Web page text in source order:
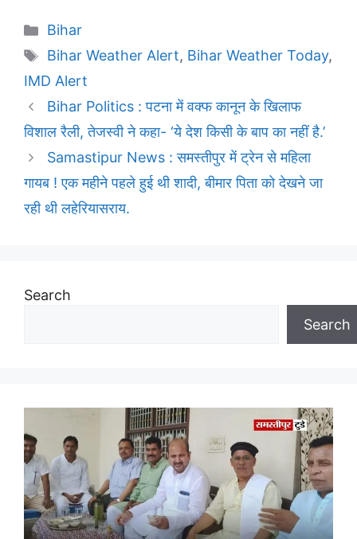
Categories
Bihar
Tags
Bihar Weather Alert, Bihar Weather Today,
IMD Alert
Bihar Politics : पटना में वक्फ कानून के खिलाफ
विशाल रैली, तेजस्वी ने कहा- ‘ये देश किसी के बाप का नहीं है.’
Samastipur News : समस्तीपुर में ट्रेन से महिला
गायब ! एक महीने पहले हुई थी शादी, बीमार पिता को देखने जा
रही थी लहेरियासराय.
Search
Search